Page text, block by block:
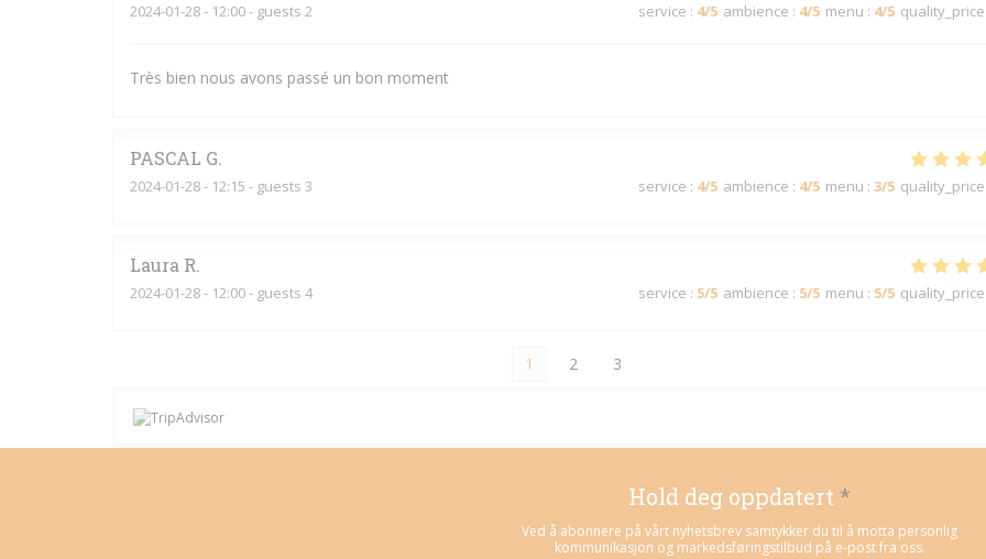
2024-01-28- 12:00 - guests 2 service : 4/5 ambience : 4/5 menu : 4/5 quality_price
Très bien nous avons passé un bon moment
PASCAL G
2024-01-28- 12:15 - guests 3 service : 4/5 ambience : 4/5 menu : 3/5 quality_price
Laura R
2024-01-28- 12:00 - guests 4 service : 5/5 ambience : 5/5 menu : 5/5 quality_price
1 2 3
Hold deg oppdatert *
Ved å abonnere på vårt nyhetsbrev samtykker du til å motta personlig
kommunikasjon og markedsføringstilbud på e-post fra oss.